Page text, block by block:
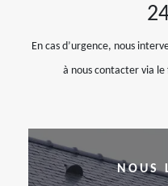
En cas d’urgence, nous
à nous contacter via
NOUS